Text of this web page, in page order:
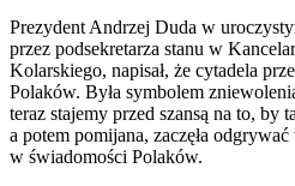
Prezydent Andrzej Duda w
przez podsekretarza stanu w
Kolarskiego, napisał, że cytadela
Polaków. Była symbolem
teraz stajemy przed szansą na to, by
a potem pomijana, zaczęła
w świadomości Polaków.